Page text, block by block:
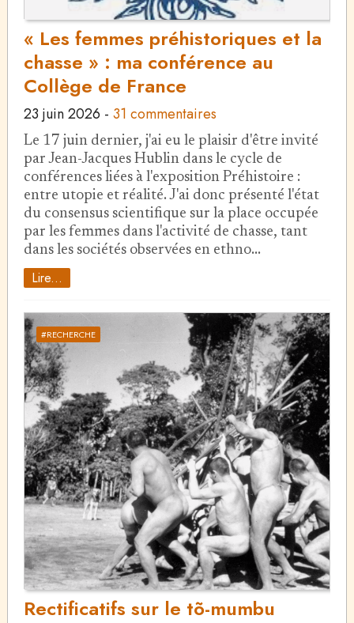
« Les femmes préhistoriques et la
chasse » : ma conférence au
Collège de France
23 juin 2026 - 31 commentaires
Le 17 juin dernier, j'ai eu le plaisir d'être invité
par Jean-Jacques Hublin dans le cycle de
conférences liées à l'exposition Préhistoire :
entre utopie et réalité. J'ai donc présenté l'état
du consensus scientifique sur la place occupée
par les femmes dans l'activité de chasse, tant
dans les sociétés observées en ethno…
Lire...
#RECHERCHE
Rectificatifs sur le tõ-mumbu